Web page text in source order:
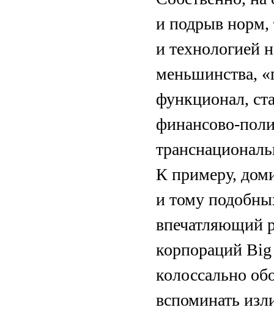
и подрыв норм,
и технологией
меньшинства,
функционал,
финансово-
К примеру,
и тому
впечатляющий
корпораций
колоссально
вспоминать